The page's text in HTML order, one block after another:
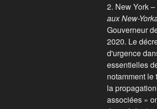
2. New York
aux New-
Gouverneur
2020. Le
d'urgence
essentielles
notamment
la
associées »